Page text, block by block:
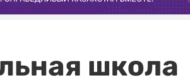
школа